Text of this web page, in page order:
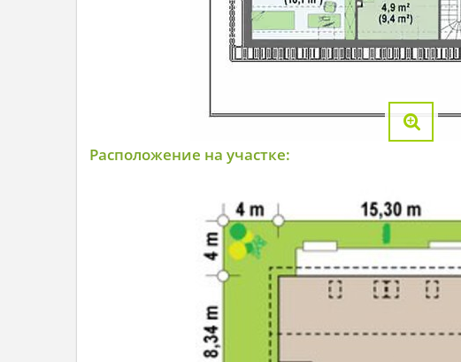
Расположение на участке: